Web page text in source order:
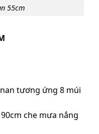
55cm
tương ứng 8 múi
che mưa nắng